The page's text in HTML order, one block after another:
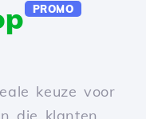
PROMO
keuze voor